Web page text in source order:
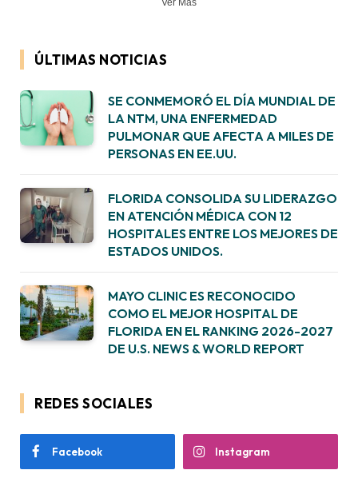
ÚLTIMAS NOTICIAS
SE CONMEMORÓ EL DÍA MUNDIAL DE
LA NTM, UNA ENFERMEDAD
PULMONAR QUE AFECTA A MILES DE
PERSONAS EN EE.UU.
FLORIDA CONSOLIDA SU LIDERAZGO
EN ATENCIÓN MÉDICA CON 12
HOSPITALES ENTRE LOS MEJORES DE
ESTADOS UNIDOS.
MAYO CLINIC ES RECONOCIDO
COMO EL MEJOR HOSPITAL DE
FLORIDA EN EL RANKING 2026-2027
DE U.S. NEWS & WORLD REPORT
REDES SOCIALES
Facebook Instagram